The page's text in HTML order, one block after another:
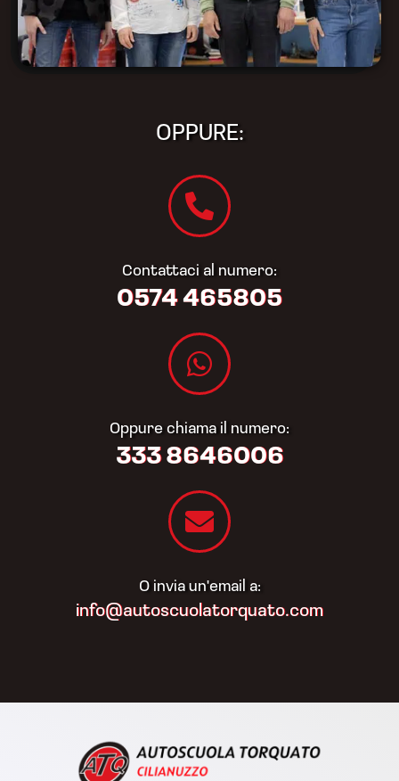
OPPURE:
Contattaci al numero:
0574 465805​
Oppure chiama il numero:
333 8646006
O invia un'email a:
info@autoscuolatorquato.com